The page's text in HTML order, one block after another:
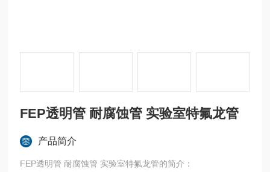
FEP透明管 耐腐蚀管 实验室特氟龙管
产品简介
FEP透明管 耐腐蚀管 实验室特氟龙管的简介：